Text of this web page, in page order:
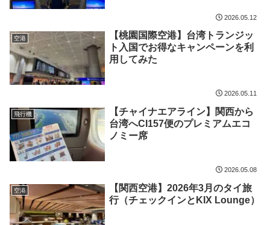
2026.05.12
空港
【桃園国際空港】台湾トランジッ
ト入国でお得なキャンペーンを利
用してみた
2026.05.11
飛行機
【チャイナエアライン】関西から
台湾へCI157便のプレミアムエコ
ノミー席
2026.05.08
空港
【関西空港】2026年3月のタイ旅
行（チェックインとKIX Lounge）